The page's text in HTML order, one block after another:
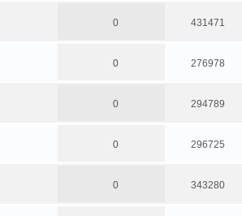
0 431471
0 276978
0 294789
0 296725
0 343280